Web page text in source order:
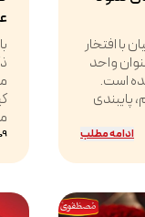
با افتخار
در سال ۱۴۰۴ به عنوان واحد
است.
پایبندی
ادامه مطلب